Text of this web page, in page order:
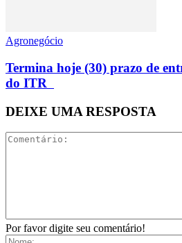
Agronegócio
Termina hoje (30) prazo de
do ITR
DEIXE UMA RESPOSTA
Por favor digite seu comentário!